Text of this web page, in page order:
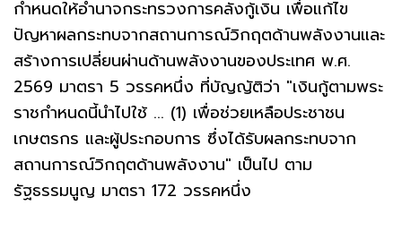
กำหนดให้อำนาจกระทรวงการคลังกู้เงิน เพื่อแก้ไข
ปัญหาผลกระทบจากสถานการณ์วิกฤตด้านพลังงานและ
สร้างการเปลี่ยนผ่านด้านพลังงานของประเทศ พ.ศ.
2569 มาตรา 5 วรรคหนึ่ง ที่บัญญัติว่า "เงินกู้ตามพระ
ราชกำหนดนี้นำไปใช้ ... (1) เพื่อช่วยเหลือประชาชน
เกษตรกร และผู้ประกอบการ ซึ่งได้รับผลกระทบจาก
สถานการณ์วิกฤตด้านพลังงาน" เป็นไป ตาม
รัฐธรรมนูญ มาตรา 172 วรรคหนึ่ง